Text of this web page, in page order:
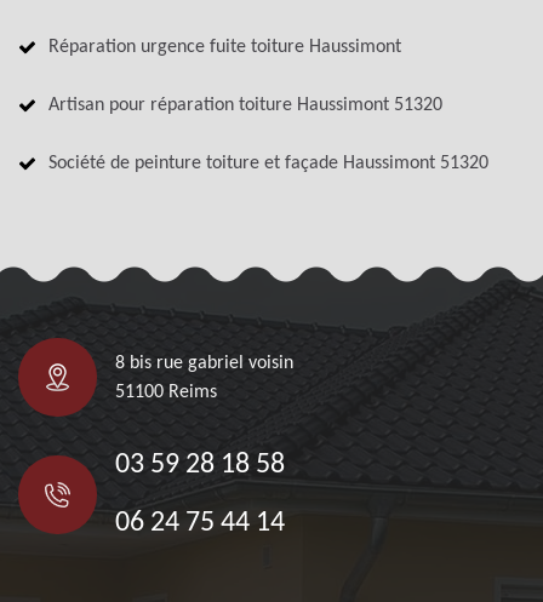
Réparation urgence fuite toiture Haussimont
Artisan pour réparation toiture Haussimont 51320
Société de peinture toiture et façade Haussimont 51320
8 bis rue gabriel voisin
51100 Reims
03 59 28 18 58
06 24 75 44 14